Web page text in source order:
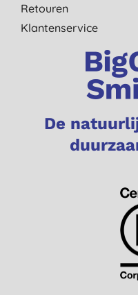
Retouren
Klantenservice
De